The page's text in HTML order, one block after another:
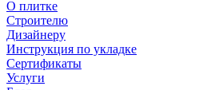
О плитке
Строителю
Дизайнеру
Инструкция по укладке
Сертификаты
Услуги